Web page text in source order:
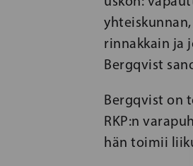
rinnakkain ja
Bergqvist
Bergqvist on
RKP:n
hän toimii